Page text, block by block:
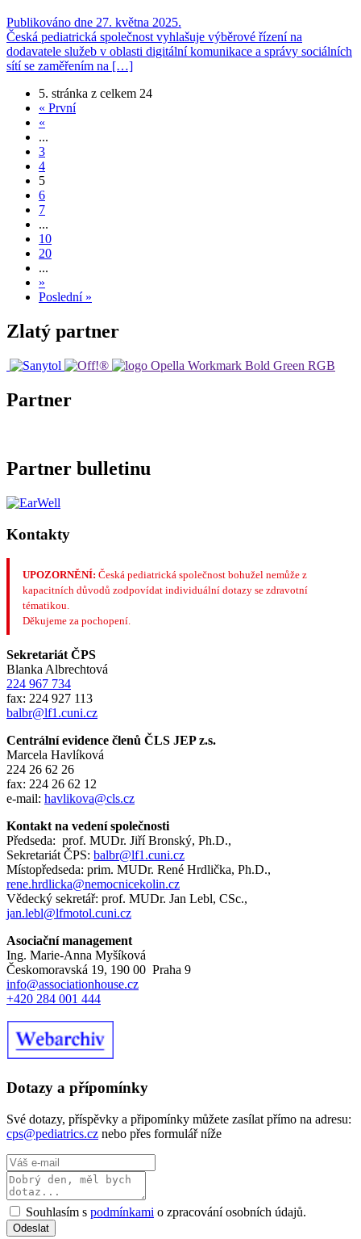
Publikováno dne 27. května 2025.
Česká pediatrická společnost vyhlašuje výběrové řízení na
dodavatele služeb v oblasti digitální komunikace a správy sociálních
sítí se zaměřením na […]
5. stránka z celkem 24
« První
«
...
3
4
5
6
7
...
10
20
...
»
Poslední »
Zlatý partner
Partner
Partner bulletinu
Kontakty
UPOZORNĚNÍ: Česká pediatrická společnost bohužel nemůže z
kapacitních důvodů zodpovídat individuální dotazy se zdravotní
tématikou.
Děkujeme za pochopení.
Sekretariát ČPS
Blanka Albrechtová
224 967 734
fax: 224 927 113
balbr@lf1.cuni.cz
Centrální evidence členů ČLS JEP z.s.
Marcela Havlíková
224 26 62 26
fax: 224 26 62 12
e-mail: havlikova@cls.cz
Kontakt na vedení společnosti
Předseda: prof. MUDr. Jiří Bronský, Ph.D.,
Sekretariát ČPS: balbr@lf1.cuni.cz
Místopředseda: prim. MUDr. René Hrdlička, Ph.D.,
rene.hrdlicka@nemocnicekolin.cz
Vědecký sekretář: prof. MUDr. Jan Lebl, CSc.,
jan.lebl@lfmotol.cuni.cz
Asociační management
Ing. Marie-Anna Myšíková
Českomoravská 19, 190 00 Praha 9
info@associationhouse.cz
+420 284 001 444
Dotazy a přípomínky
Své dotazy, příspěvky a připomínky můžete zasílat přímo na adresu:
cps@pediatrics.cz nebo přes formulář níže
Souhlasím s podmínkami o zpracování osobních údajů.
Odeslat